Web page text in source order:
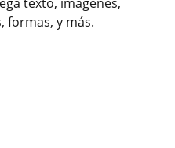
formas, y más.